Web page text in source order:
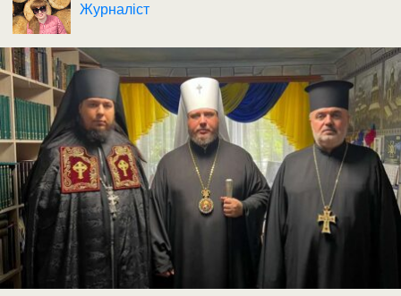
Журналіст